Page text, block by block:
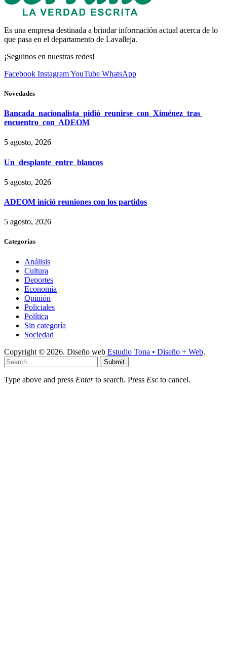
Es una empresa destinada a brindar información actual acerca de lo
que pasa en el departamento de Lavalleja.
¡Seguinos en nuestras redes!
Facebook InstagramYouTube WhatsApp
Novedades
Bancada nacionalista pidió reunirse con Ximénez tras
encuentro con ADEOM
5 agosto, 2026
Un desplante entre blancos
5 agosto, 2026
ADEOM inició reuniones con los partidos
5 agosto, 2026
Categorías
Análisis
Cultura
Deportes
Economía
Opinión
Policiales
Política
Sin categoría
Sociedad
Copyright © 2026. Diseño web Estudio Tona • Diseño + Web.
Submit
Type above and press Enterto search. Press Esc to cancel.